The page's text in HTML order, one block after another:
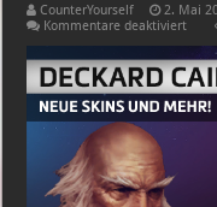
CounterYourself 2. Mai
Kommentare deaktiviertfür
DER
NEUE